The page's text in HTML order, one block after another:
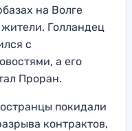
на Волге
Голландец
с
а его
Проран.
покидали
контрактов,